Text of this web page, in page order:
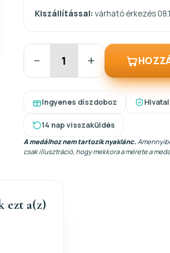
Kiszállítással: várható érkezés
− +
Ingyenes díszdoboz
14 nap visszaküldés
A medálhoz nem tartozik nyaklánc.
csak illusztráció, hogy mekkora a mérete a
ezt a(z)